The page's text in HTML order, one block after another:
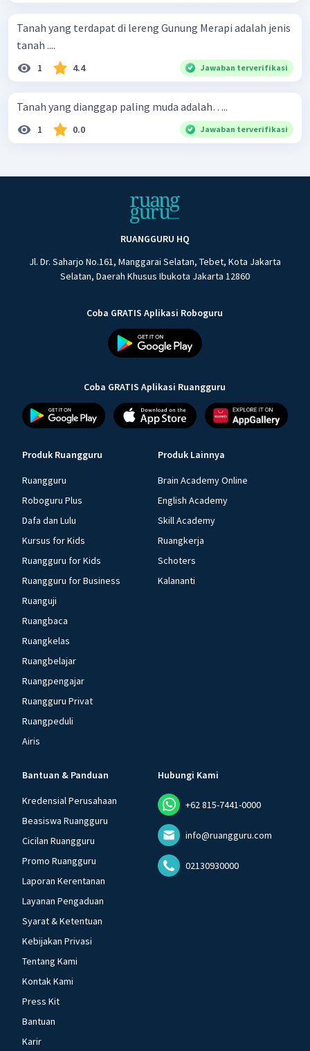
Tanah yang terdapat di lereng Gunung Merapi adalah jenis
tanah ....
1 4.4 Jawaban terverifikasi
Tanah yang dianggap paling muda adalah…..
1 0.0 Jawaban terverifikasi
RUANGGURU HQ
Jl. Dr. Saharjo No.161, Manggarai Selatan, Tebet, Kota Jakarta
Selatan, Daerah Khusus Ibukota Jakarta 12860
Coba GRATIS Aplikasi Roboguru
Coba GRATIS Aplikasi Ruangguru
Produk Ruangguru
Ruangguru
Roboguru Plus
Dafa dan Lulu
Kursus for Kids
Ruangguru for Kids
Ruangguru for Business
Ruanguji
Ruangbaca
Ruangkelas
Ruangbelajar
Ruangpengajar
Ruangguru Privat
Ruangpeduli
Airis
Produk Lainnya
Brain Academy Online
English Academy
Skill Academy
Ruangkerja
Schoters
Kalananti
Bantuan & Panduan
Kredensial Perusahaan
Beasiswa Ruangguru
Cicilan Ruangguru
Promo Ruangguru
Laporan Kerentanan
Layanan Pengaduan
Syarat & Ketentuan
Kebijakan Privasi
Tentang Kami
Kontak Kami
Press Kit
Bantuan
Karir
Hubungi Kami
+62 815-7441-0000
info@ruangguru.com
02130930000